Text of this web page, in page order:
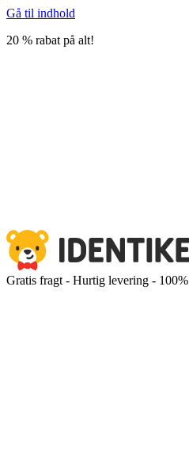
Gå til indhold
20 % rabat på alt!
Gratis fragt - Hurtig levering -